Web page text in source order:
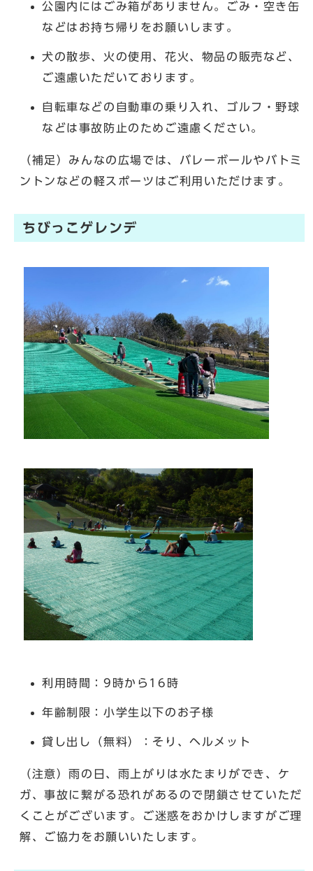
公園内にはごみ箱がありません。ごみ・空き缶
などはお持ち帰りをお願いします。
犬の散歩、火の使用、花火、物品の販売など、
ご遠慮いただいております。
自転車などの自動車の乗り入れ、ゴルフ・野球
などは事故防止のためご遠慮ください。
（補足）みんなの広場では、バレーボールやバトミ
ントンなどの軽スポーツはご利用いただけます。
ちびっこゲレンデ
利用時間：9時から16時
年齢制限：小学生以下のお子様
貸し出し（無料）：そり、ヘルメット
（注意）雨の日、雨上がりは水たまりができ、ケ
ガ、事故に繋がる恐れがあるので閉鎖させていただ
くことがございます。ご迷惑をおかけしますがご理
解、ご協力をお願いいたします。